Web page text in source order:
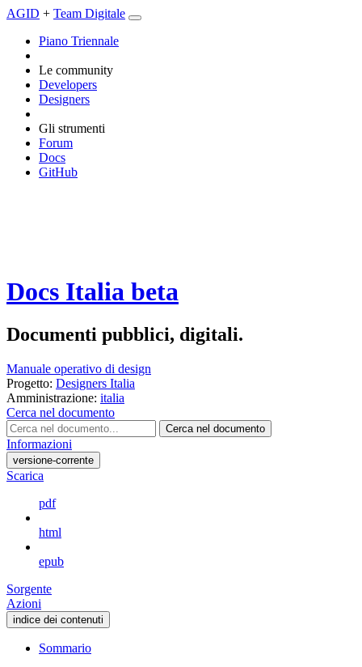
AGID + Team Digitale
Piano Triennale
Le community
Developers
Designers
Gli strumenti
Forum
Docs
GitHub
Docs Italia beta
Documenti pubblici, digitali.
Manuale operativo di design
Progetto: Designers Italia
Amministrazione: italia
Cerca nel documento
Cerca nel documento
Informazioni
versione-corrente
Scarica
pdf
html
epub
Sorgente
Azioni
indice dei contenuti
Sommario